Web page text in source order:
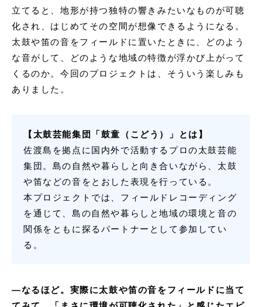
立てると、地形が持つ独特の響きみたいなものが可聴
化され、はじめてその空間が想像できるようになる。
太鼓や笛の音をフィールドに置いたときに、どのよう
な音がして、どのような地域の特徴が浮かび上がって
くるのか。今回のプロジェクトは、そういう楽しみも
ありました。
【太鼓芸能集団「鼓童（こどう）」とは】
佐渡島を拠点に国内外で活動するプロの太鼓芸能
集団。島の自然や暮らしと向き合いながら、太鼓
や笛などの音をとおした表現を行っている。
本プロジェクトでは、フィールドレコーディング
を通じて、島の自然や暮らしと地域の環境と音の
関係をともに探るパートナーとして参加してい
る。
―なるほど。実際に太鼓や笛の音をフィールドに当て